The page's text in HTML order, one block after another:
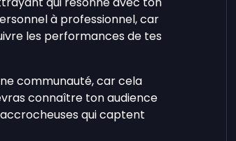
à professionnel, car
les performances de tes
communauté, car cela
connaître ton audience
qui captent